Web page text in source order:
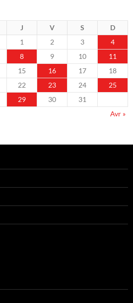
J V S
D
1
2 3
4
8 9 10
11
15 16 17
18
22 23 24
25
29 30
31
Avr »